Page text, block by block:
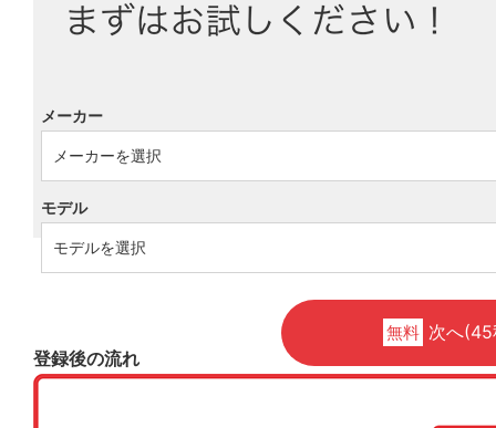
メーカー
モデル
無料 次へ
登録後の流れ